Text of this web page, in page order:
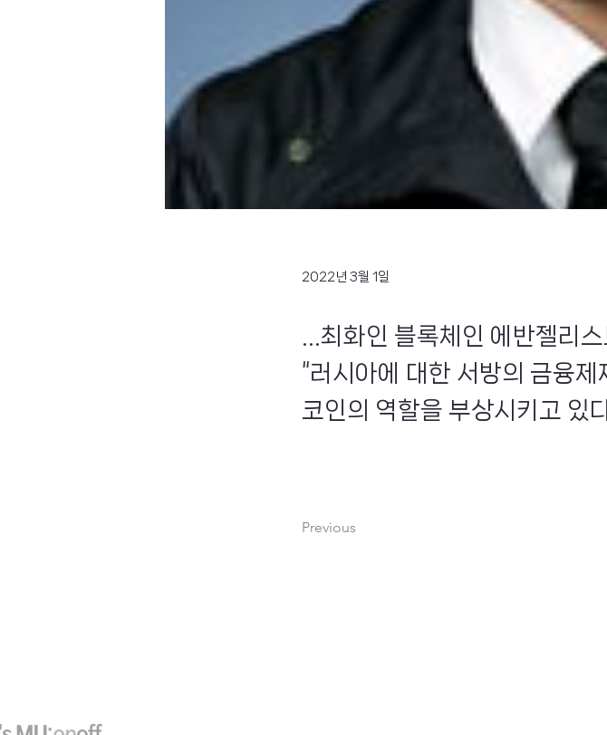
2022년 3월 1일
...최화인 블록체인 에반젤리
“러시아에 대한 서방의 금융
코인의 역할을 부상시키고 있
Previous